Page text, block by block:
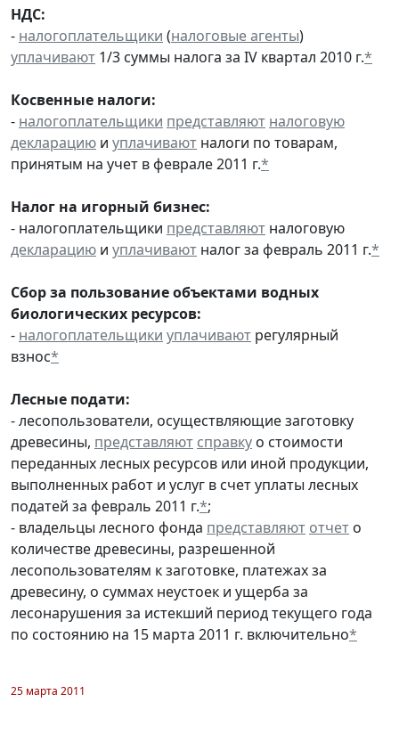
НДС:
- налогоплательщики (налоговые агенты)
уплачивают 1/3 суммы налога за IV квартал 2010 г.*
Косвенные налоги:
- налогоплательщики представляют налоговую
декларацию и уплачивают налоги по товарам,
принятым на учет в феврале 2011 г.*
Налог на игорный бизнес:
- налогоплательщики представляют налоговую
декларацию и уплачивают налог за февраль 2011 г.*
Сбор за пользование объектами водных
биологических ресурсов:
- налогоплательщики уплачивают регулярный
взнос*
Лесные подати:
- лесопользователи, осуществляющие заготовку
древесины, представляют справку о стоимости
переданных лесных ресурсов или иной продукции,
выполненных работ и услуг в счет уплаты лесных
податей за февраль 2011 г.*;
- владельцы лесного фонда представляют отчет о
количестве древесины, разрешенной
лесопользователям к заготовке, платежах за
древесину, о суммах неустоек и ущерба за
лесонарушения за истекший период текущего года
по состоянию на 15 марта 2011 г. включительно*
25 марта 2011